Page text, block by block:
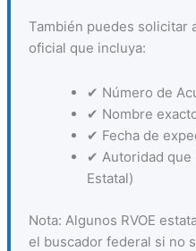
También puedes solicitar
oficial que incluya:
✔ Número de
✔ Nombre
✔ Fecha de
✔ Autoridad que
Estatal)
Nota: Algunos RVOE
el buscador federal si no